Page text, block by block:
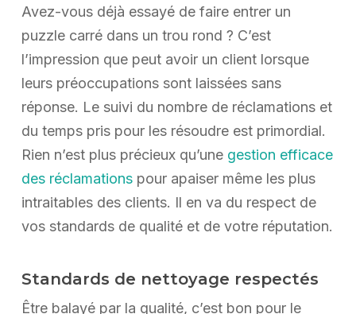
Avez-vous déjà essayé de faire entrer un
puzzle carré dans un trou rond ? C’est
l’impression que peut avoir un client lorsque
leurs préoccupations sont laissées sans
réponse. Le suivi du nombre de réclamations et
du temps pris pour les résoudre est primordial.
Rien n’est plus précieux qu’une gestion efficace
des réclamationspour apaiser même les plus
intraitables des clients. Il en va du respect de
vos standards de qualité et de votre réputation.
Standards de nettoyage respectés
Être balayé par la qualité, c’est bon pour le